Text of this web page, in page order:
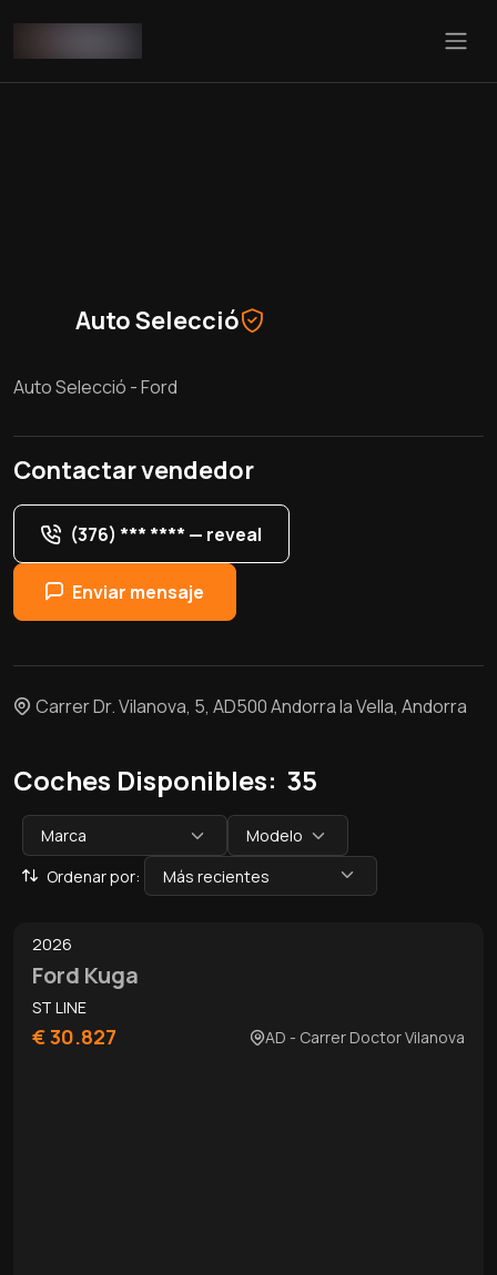
Coches Disponibles: 35
Ordenar por:
2026
Ford Kuga
ST LINE
€ 30.827 AD - Carrer Doctor Vilanova
Auto Selecció
Auto Selecció - Ford
Contactar vendedor
(376) *** ****— reveal
Enviar mensaje
Carrer Dr. Vilanova, 5, AD500 Andorra la Vella, Andorra